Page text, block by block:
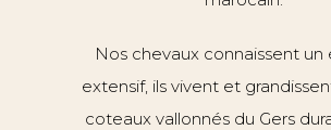
Nos chevaux connaissent un
extensif, ils vivent et
coteaux vallonnés du Gers